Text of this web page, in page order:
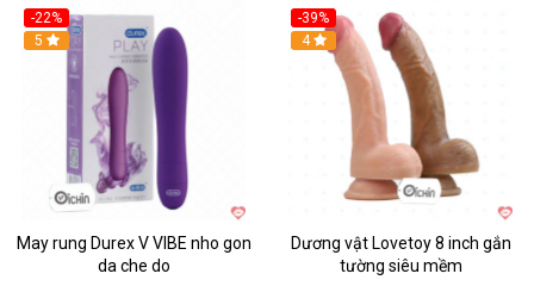
-22%
Hot
5
May rung Durex V VIBE nho gon
da che do
-39%
Hot
4
Dương vật Lovetoy 8 inch gắn
tường siêu mềm